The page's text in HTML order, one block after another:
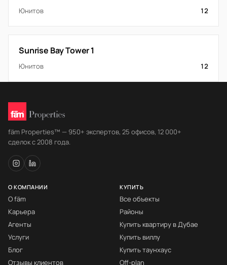
Юнитов
12
Sunrise Bay Tower 1
Юнитов 12
fäm Properties™ — 950+ экспертов, 25 офисов, 12 000+
сделок с 2008 года.
О КОМПАНИИ
О fäm
Карьера
Агенты
Услуги
Блог
Отзывы клиентов
КУПИТЬ
Все объекты
Районы
Купить квартиру в Дубае
Купить виллу
Купить таунхаус
Off-plan